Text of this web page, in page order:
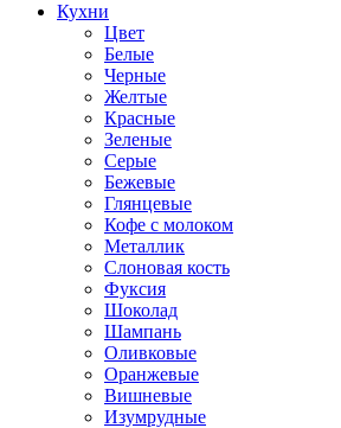
Кухни
Цвет
Белые
Черные
Желтые
Красные
Зеленые
Серые
Бежевые
Глянцевые
Кофе с молоком
Металлик
Слоновая кость
Фуксия
Шоколад
Шампань
Оливковые
Оранжевые
Вишневые
Изумрудные